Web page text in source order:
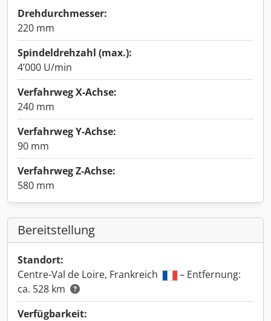
Drehdurchmesser:
220 mm
Spindeldrehzahl (max.):
4’000 U/min
Verfahrweg X-Achse:
240 mm
Verfahrweg Y-Achse:
90 mm
Verfahrweg Z-Achse:
580 mm
Bereitstellung
Standort:
Centre-Val de Loire, Frankreich
– Entfernung:
ca. 528 km
Verfügbarkeit: